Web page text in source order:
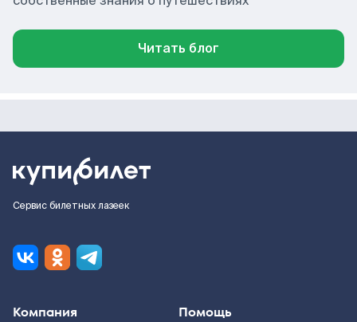
Читать блог
Сервис билетных лазеек
Компания Помощь